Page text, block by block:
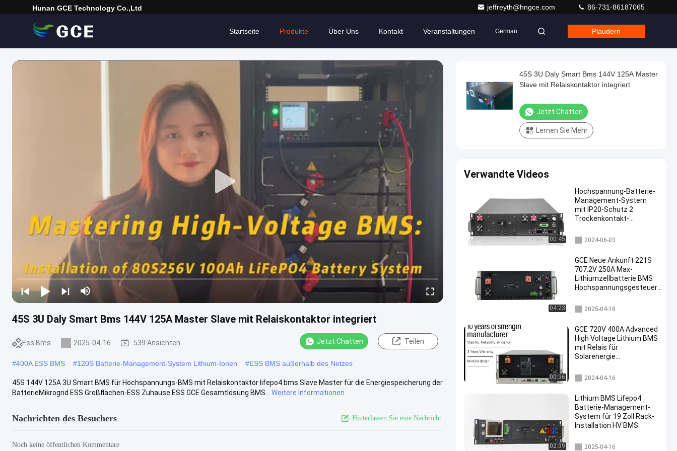
Hunan GCE Technology Co.,Ltd jeffreyth@hngce.com 86-731-86187065
Startseite Produkte Über Uns Kontakt Veranstaltungen German Plaudern
45S 3U Daly Smart Bms 144V 125A Master Slave mit Relaiskontaktor integriert
Ess Bms 2025-04-16 539 Ansichten Jetzt Chatten Teilen
#400A ESS BMS #120S Batterie-Management-System Lithium-Ionen #ESS BMS außerhalb des Netzes
45S 144V 125A 3U Smart BMS für Hochspannungs-BMS mit Relaiskontaktor lifepo4 bms Slave Master für die Energiespeicherung der
BatterieMikrogrid ESS Großflächen-ESS Zuhause ESS GCE Gesamtlösung BMS...
Weitere Informationen
Nachrichten des Besuchers Hinterlassen Sie eine Nachricht.
Noch keine öffentlichen Kommentare
45S 3U Daly Smart Bms 144V 125A Master
Slave mit Relaiskontaktor integriert
Jetzt Chatten
Lernen Sie Mehr
Verwandte Videos
00:45
Hochspannung-Batterie-
Management-System
mit IP20-Schutz 2
Trockenkontakt-
Strom
Energie-Speicher BMS
2024-06-03
04:23
GCE Neue Ankunft 221S
707.2V 250A Max-
Lithiumzellbatterie BMS
Hochspannungsgesteuerte
Serie/Parallel
Hochspannungs-bms
2025-04-18
00:36
GCE 720V 400A Advanced
High Voltage Lithium BMS
mit Relais für
Solarenergie
Backup Stromversorgung
ess bms
2024-04-16
02:39
Lithium BMS Lifepo4
Batterie-Management-
System für 19 Zoll Rack-
Installation HV BMS
Batteriemanagementsystem
2025-04-16